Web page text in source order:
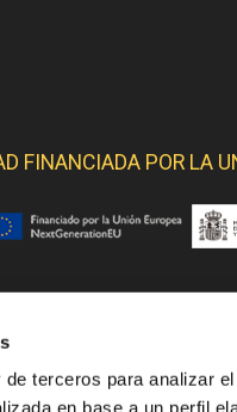
terceros para analizar
en base a un perfil
FINANCIADA POR LA
OBTIENE